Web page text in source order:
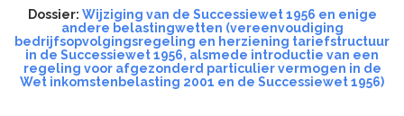
Dossier: Wijziging van de Successiewet 1956 en enige
andere belastingwetten (vereenvoudiging
bedrijfsopvolgingsregeling en herziening tariefstructuur
in de Successiewet 1956, alsmede introductie van een
regeling voor afgezonderd particulier vermogen in de
Wet inkomstenbelasting 2001 en de Successiewet 1956)